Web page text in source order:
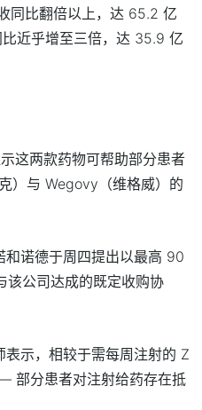
同比翻倍以上，达 65.2 亿
近乎增至三倍，达 35.9 亿
这两款药物可帮助部分患者
）与 Wegovy（维格威）的
和诺德于周四提出以最高 90
该公司达成的既定收购协
示，相较于需每周注射的 Z
部分患者对注射给药存在抵